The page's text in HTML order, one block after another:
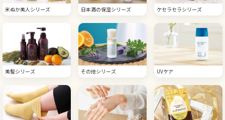
米ぬか美人シリーズ 日本酒の保湿シリーズ ケセラセラシリーズ
美髪シリーズ その他シリーズ UVケア